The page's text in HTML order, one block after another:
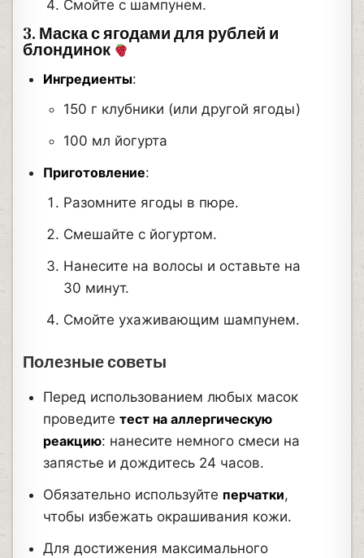
Смойте с шампунем.
3. Маска с ягодами для рублей и
блондинок
Ингредиенты:
150 г клубники (или другой ягоды)
100 мл йогурта
Приготовление:
Разомните ягоды в пюре.
Смешайте с йогуртом.
Нанесите на волосы и оставьте на
30 минут.
Смойте ухаживающим шампунем.
Полезные советы
Перед использованием любых масок
проведитетест на аллергическую
реакцию: нанесите немного смеси на
запястье и дождитесь 24 часов.
Обязательно используйте перчатки,
чтобы избежать окрашивания кожи.
Для достижения максимального